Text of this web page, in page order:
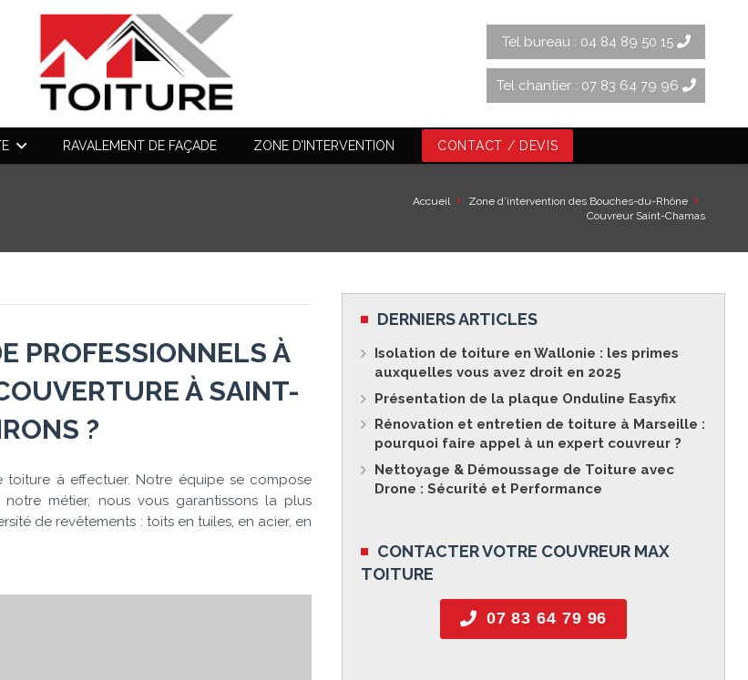
Tel bureau : 04 84 89 50 15
Tel chantier : 07 83 64 79 96
RAVALEMENT DE FAÇADE ZONE D’INTERVENTION CONTACT / DEVIS
Accueil
Zone d’intervention des Bouches-du-Rhône
Couvreur Saint-Chamas
PROFESSIONNELS À
À SAINT-
?
à effectuer. Notre équipe se compose
notre métier, nous vous garantissons la plus
de revêtements : toits en tuiles, en acier, en
DERNIERS ARTICLES
Isolation de toiture en Wallonie : les primes
auxquelles vous avez droit en 2025
Présentation de la plaque Onduline Easyfix
Rénovation et entretien de toiture à Marseille :
pourquoi faire appel à un expert couvreur ?
Nettoyage & Démoussage de Toiture avec
Drone : Sécurité et Performance
CONTACTER VOTRE COUVREUR MAX
TOITURE
07 83 64 79 96